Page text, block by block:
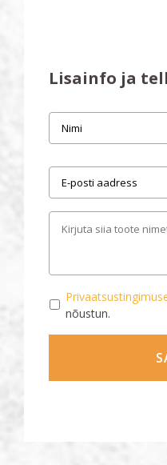
Lisainfo ja
Nimi *
E-
posti
aadress *
Kirjuta
meile
nõustumine
nõustun.